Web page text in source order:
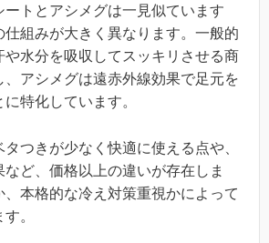
ートとアシメグは一見似ています
仕組みが大きく異なります。一般的
や水分を吸収してスッキリさせる商
、アシメグは遠赤外線効果で足元を
特化しています。
つきが少なく快適に使える点や、
ど、価格以上の違いが存在しま
本格的な冷え対策重視かによって
。